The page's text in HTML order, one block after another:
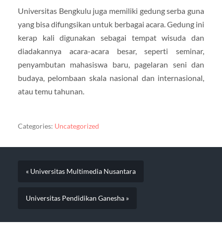
Universitas Bengkulu juga memiliki gedung serba guna
yang bisa difungsikan untuk berbagai acara. Gedung ini
kerap kali digunakan sebagai tempat wisuda dan
diadakannya acara-acara besar, seperti seminar,
penyambutan mahasiswa baru, pagelaran seni dan
budaya, pelombaan skala nasional dan internasional,
atau temu tahunan.
Categories: Uncategorized
« Universitas Multimedia Nusantara
Universitas Pendidikan Ganesha »